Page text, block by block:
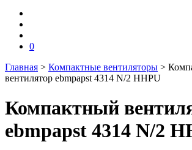
0
Главная > Компактные вентиляторы >
вентилятор ebmpapst 4314 N/2 HHPU
Компактный
ebmpapst 4314 N/2